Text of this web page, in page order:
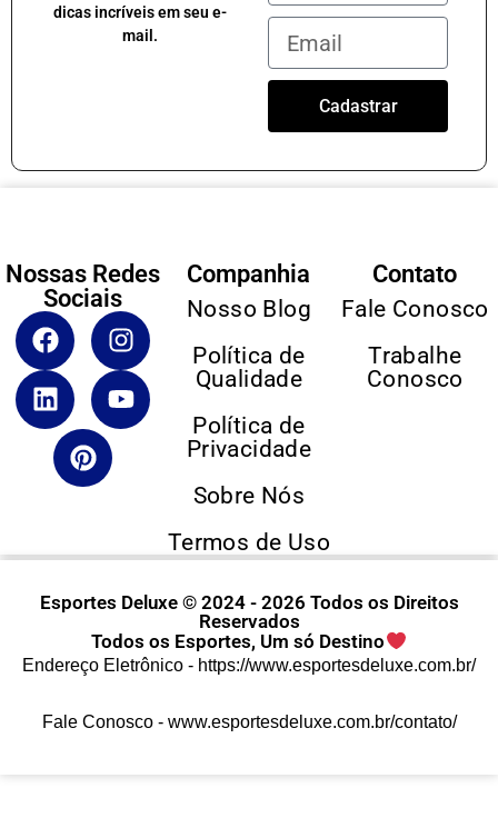
dicas incríveis em seu e-
mail.
Cadastrar
Nossas Redes
Sociais
Companhia
Nosso Blog
Política de
Qualidade
Política de
Privacidade
Sobre Nós
Termos de Uso
Contato
Fale Conosco
Trabalhe
Conosco
Esportes Deluxe © 2024 - 2026 Todos os Direitos
Reservados
Todos os Esportes, Um só Destino
Endereço Eletrônico - https://www.esportesdeluxe.com.br/
Fale Conosco - www.esportesdeluxe.com.br/contato/